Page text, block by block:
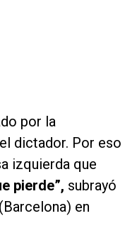
por la
dictador. Por eso
izquierda que
pierde”, subrayó
en